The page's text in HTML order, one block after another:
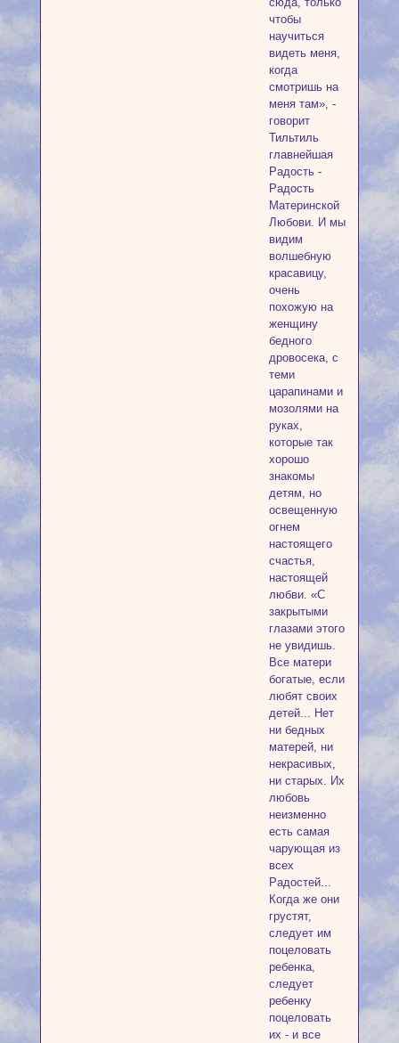
чтобы
научиться
видеть меня,
когда
смотришь на
меня там», -
говорит
Тильтиль
главнейшая
Радость -
Радость
Материнской
Любови. И мы
видим
волшебную
красавицу,
очень
похожую на
женщину
бедного
дровосека, с
теми
царапинами и
мозолями на
руках,
которые так
хорошо
знакомы
детям, но
освещенную
огнем
настоящего
счастья,
настоящей
любви. «С
закрытыми
глазами этого
не увидишь.
Все матери
богатые, если
любят своих
детей... Нет
ни бедных
матерей, ни
некрасивых,
ни старых. Их
любовь
неизменно
есть самая
чарующая из
всех
Радостей...
Когда же они
грустят,
следует им
поцеловать
ребенка,
следует
ребенку
поцеловать
их - и все